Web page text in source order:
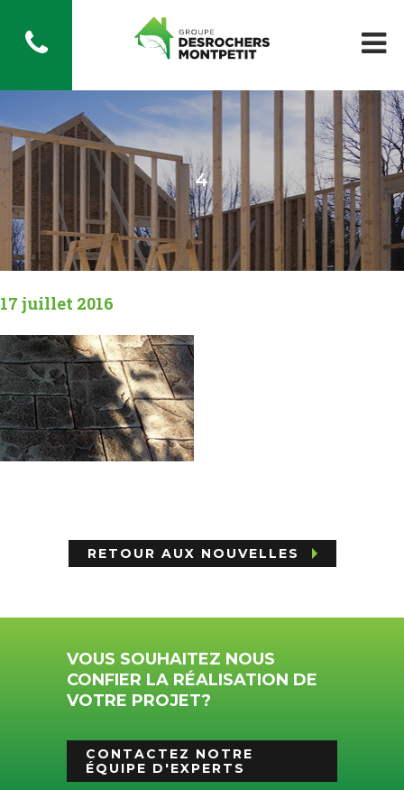
4
17 juillet 2016
RETOUR AUX NOUVELLES
VOUS SOUHAITEZ NOUS
CONFIER LA RÉALISATION DE
VOTRE PROJET?
CONTACTEZ NOTRE
ÉQUIPE D'EXPERTS